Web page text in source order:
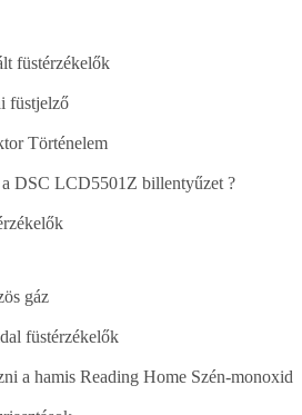
füstérzékelők
füstjelző
Történelem
DSC LCD5501Z billentyűzet ?
gáz
füstérzékelők
a hamis Reading Home Szén-monoxid